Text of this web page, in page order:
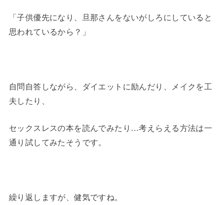
「子供優先になり、旦那さんをないがしろにしていると
思われているから？」
自問自答しながら、ダイエットに励んだり、メイクを工
夫したり、
セックスレスの本を読んでみたり…考えらえる方法は一
通り試してみたそうです。
繰り返しますが、健気ですね。